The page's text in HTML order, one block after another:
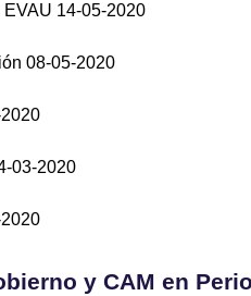
14-05-2020
08-05-2020
03-2020
y CAM en